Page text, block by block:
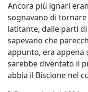
Ancora più ignari
sognavano di
latitante, dalle parti
sapevano che
appunto, era appena
sarebbe diventato il
abbia il Biscione nel